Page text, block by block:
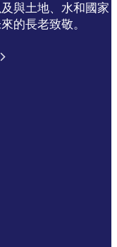
與土地、水和國家
的長老致敬。